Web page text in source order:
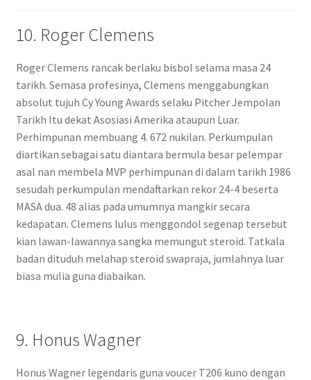
10. Roger Clemens
Roger Clemens rancak berlaku bisbol selama masa 24
tarikh. Semasa profesinya, Clemens menggabungkan
absolut tujuh Cy Young Awards selaku Pitcher Jempolan
Tarikh Itu dekat Asosiasi Amerika ataupun Luar.
Perhimpunan membuang 4. 672 nukilan. Perkumpulan
diartikan sebagai satu diantara bermula besar pelempar
asal nan membela MVP perhimpunan di dalam tarikh 1986
sesudah perkumpulan mendaftarkan rekor 24-4 beserta
MASA dua. 48 alias pada umumnya mangkir secara
kedapatan. Clemens lulus menggondol segenap tersebut
kian lawan-lawannya sangka memungut steroid. Tatkala
badan dituduh melahap steroid swapraja, jumlahnya luar
biasa mulia guna diabaikan.
9. Honus Wagner
Honus Wagner legendaris guna voucer T206 kuno dengan